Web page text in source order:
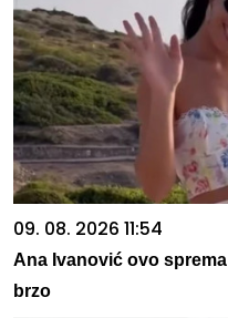
09. 08. 2026 11:54
Ana Ivanović ovo
brzo